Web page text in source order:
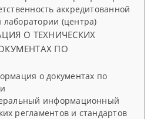
аккредитованной
лаборатории (центра)
О ТЕХНИЧЕСКИХ
ПО
о документах по
информационный
регламентов и стандартов